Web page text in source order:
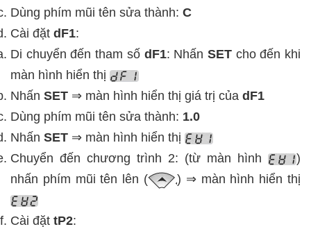
Dùng phím mũi tên sửa thành: C
Cài đặt dF1:
Di chuyển đến tham số dF1: Nhấn SETcho đến khi
màn hình hiển thị
Nhấn SET ⇒ màn hình hiển thị giá trị của dF1
Dùng phím mũi tên sửa thành: 1.0
Nhấn SET ⇒ màn hình hiển thị
Chuyển đến chương trình 2: (từ màn hình
)
nhấn phím mũi tên lên (
) ⇒ màn hình hiển thị
Cài đặt tP2: